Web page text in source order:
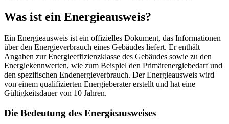
Was ist ein Energieausweis?
Ein Energieausweis ist ein offizielles Dokument, das Informationen
über den Energieverbrauch eines Gebäudes liefert. Er enthält
Angaben zur Energieeffizienzklasse des Gebäudes sowie zu den
Energiekennwerten, wie zum Beispiel den Primärenergiebedarf und
den spezifischen Endenergieverbrauch. Der Energieausweis wird
von einem qualifizierten Energieberater erstellt und hat eine
Gültigkeitsdauer von 10 Jahren.
Die Bedeutung des Energieausweises